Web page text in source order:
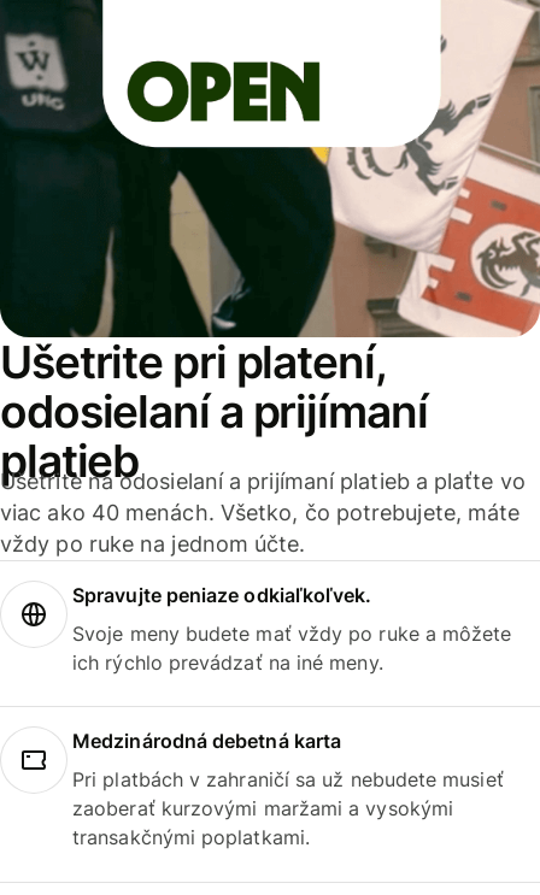
Ušetrite pri platení,
odosielaní a prijímaní
platieb
Ušetrite na odosielaní a prijímaní platieb a plaťte vo
viac ako 40 menách. Všetko, čo potrebujete, máte
vždy po ruke na jednom účte.
Spravujte peniaze odkiaľkoľvek.
Svoje meny budete mať vždy po ruke a môžete
ich rýchlo prevádzať na iné meny.
Medzinárodná debetná karta
Pri platbách v zahraničí sa už nebudete musieť
zaoberať kurzovými maržami a vysokými
transakčnými poplatkami.